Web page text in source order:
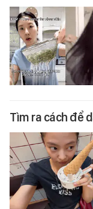
Tìm ra cách để